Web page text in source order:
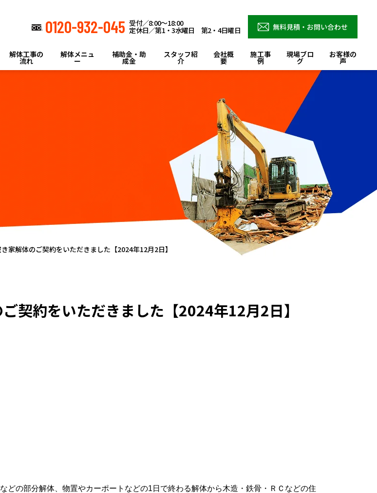
0120-932-045 受付／8:00～18:00
定休日／第1・3水曜日 第2・4日曜日 無料見積・お問い合わせ
解体工事の
流れ
解体メニュ
ー
補助金・助
成金
スタッフ紹
介
会社概
要
施工事
例
現場ブロ
グ
お客様の
声
家解体のご契約をいただきました【2024年12月2日】
契約をいただきました【2024年12月2日】
どの部分解体、物置やカーポートなどの1日で終わる解体から木造・鉄骨・ＲＣなどの住